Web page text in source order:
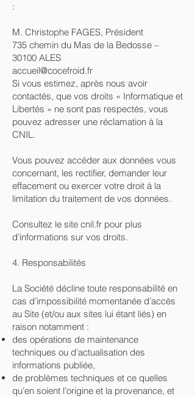
:
M. Christophe FAGES, Président
735 chemin du Mas de la Bedosse –
30100 ALES
accueil@cocefroid.fr
Si vous estimez, après nous avoir
contactés, que vos droits « Informatique et
Libertés » ne sont pas respectés, vous
pouvez adresser une réclamation à la
CNIL.
Vous pouvez accéder aux données vous
concernant, les rectifier, demander leur
effacement ou exercer votre droit à la
limitation du traitement de vos données.
Consultez le site cnil.fr pour plus
d’informations sur vos droits.
4. Responsabilités
La Société décline toute responsabilité en
cas d’impossibilité momentanée d’accès
au Site (et/ou aux sites lui étant liés) en
raison notamment :
des opérations de maintenance
techniques ou d’actualisation des
informations publiée,
de problèmes techniques et ce quelles
qu’en soient l’origine et la provenance, et